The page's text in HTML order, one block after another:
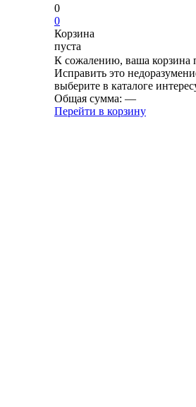
0
0
Корзина
пуста
К сожалению, ваша корзина
Исправить это
выберите в каталоге
Общая сумма: —
Перейти в корзину